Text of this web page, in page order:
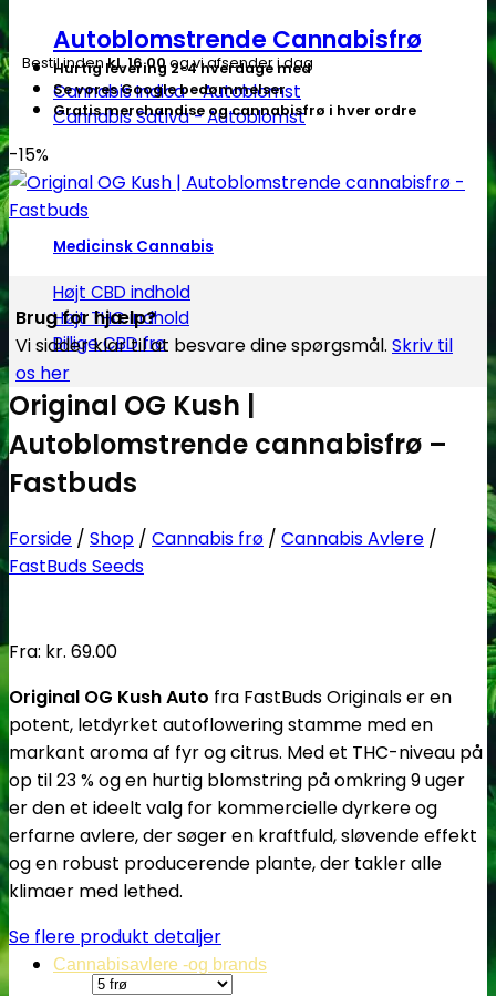
Autoblomstrende Cannabisfrø
Cannabis Indica - Autoblomst
Cannabis Sativa - Autoblomst
Medicinsk Cannabis
Højt CBD indhold
Højt THC indhold
Billige CBD frø
Cannabisavlere -og brands
Bestil indenkl. 16.00og vi afsender i dag
Hurtig levering 2-4 hverdage med
Se vores Google bedømmelser
Gratis merchandise og cannabisfrø i hver ordre
-15%
Brug for hjælp?
Vi sidder klar til at besvare dine spørgsmål. Skriv til
os her
Original OG Kush |
Autoblomstrende cannabisfrø –
Fastbuds
Forside / Shop / Cannabis frø / Cannabis Avlere /
FastBuds Seeds
Fra: kr. 69.00
Original OG Kush Auto fra FastBuds Originals er en
potent, letdyrket autoflowering stamme med en
markant aroma af fyr og citrus. Med et THC-niveau på
op til 23 % og en hurtig blomstring på omkring 9 uger
er den et ideelt valg for kommercielle dyrkere og
erfarne avlere, der søger en kraftfuld, sløvende effekt
og en robust producerende plante, der takler alle
klimaer med lethed.
Se flere produkt detaljer